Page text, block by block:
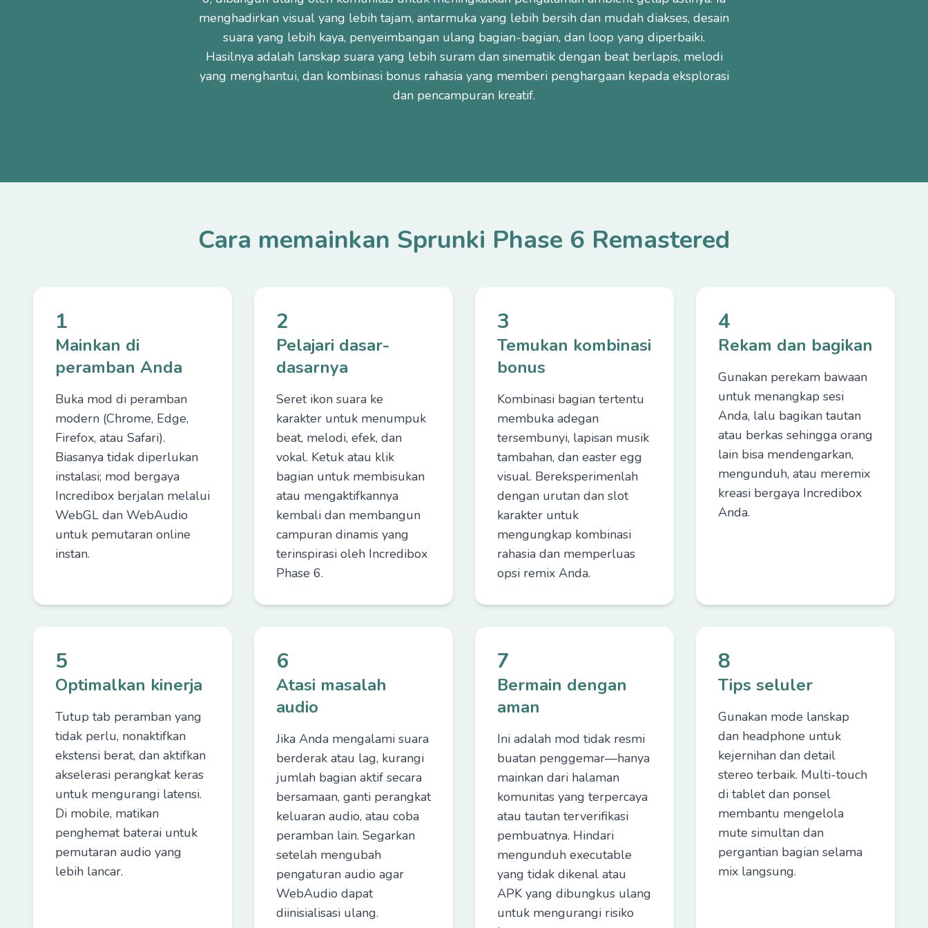
menghadirkan visual yang lebih tajam, antarmuka yang lebih bersih dan mudah diakses, desain
suara yang lebih kaya, penyeimbangan ulang bagian-bagian, dan loop yang diperbaiki.
Hasilnya adalah lanskap suara yang lebih suram dan sinematik dengan beat berlapis, melodi
yang menghantui, dan kombinasi bonus rahasia yang memberi penghargaan kepada eksplorasi
dan pencampuran kreatif.
Cara memainkan Sprunki Phase 6 Remastered
1
Mainkan di
peramban Anda
Buka mod di peramban
modern (Chrome, Edge,
Firefox, atau Safari).
Biasanya tidak diperlukan
instalasi; mod bergaya
Incredibox berjalan melalui
WebGL dan WebAudio
untuk pemutaran online
instan.
2
Pelajari dasar-
dasarnya
Seret ikon suara ke
karakter untuk menumpuk
beat, melodi, efek, dan
vokal. Ketuk atau klik
bagian untuk membisukan
atau mengaktifkannya
kembali dan membangun
campuran dinamis yang
terinspirasi oleh Incredibox
Phase 6.
3
Temukan kombinasi
bonus
Kombinasi bagian tertentu
membuka adegan
tersembunyi, lapisan musik
tambahan, dan easter egg
visual. Bereksperimenlah
dengan urutan dan slot
karakter untuk
mengungkap kombinasi
rahasia dan memperluas
opsi remix Anda.
4
Rekam dan bagikan
Gunakan perekam bawaan
untuk menangkap sesi
Anda, lalu bagikan tautan
atau berkas sehingga orang
lain bisa mendengarkan,
mengunduh, atau meremix
kreasi bergaya Incredibox
Anda.
5
Optimalkan kinerja
Tutup tab peramban yang
tidak perlu, nonaktifkan
ekstensi berat, dan aktifkan
akselerasi perangkat keras
untuk mengurangi latensi.
Di mobile, matikan
penghemat baterai untuk
pemutaran audio yang
lebih lancar.
6
Atasi masalah
audio
Jika Anda mengalami suara
berderak atau lag, kurangi
jumlah bagian aktif secara
bersamaan, ganti perangkat
keluaran audio, atau coba
peramban lain. Segarkan
setelah mengubah
pengaturan audio agar
WebAudio dapat
diinisialisasi ulang.
7
Bermain dengan
aman
Ini adalah mod tidak resmi
buatan penggemar—hanya
mainkan dari halaman
komunitas yang terpercaya
atau tautan terverifikasi
pembuatnya. Hindari
mengunduh executable
yang tidak dikenal atau
APK yang dibungkus ulang
untuk mengurangi risiko
8
Tips seluler
Gunakan mode lanskap
dan headphone untuk
kejernihan dan detail
stereo terbaik. Multi-touch
di tablet dan ponsel
membantu mengelola
mute simultan dan
pergantian bagian selama
mix langsung.